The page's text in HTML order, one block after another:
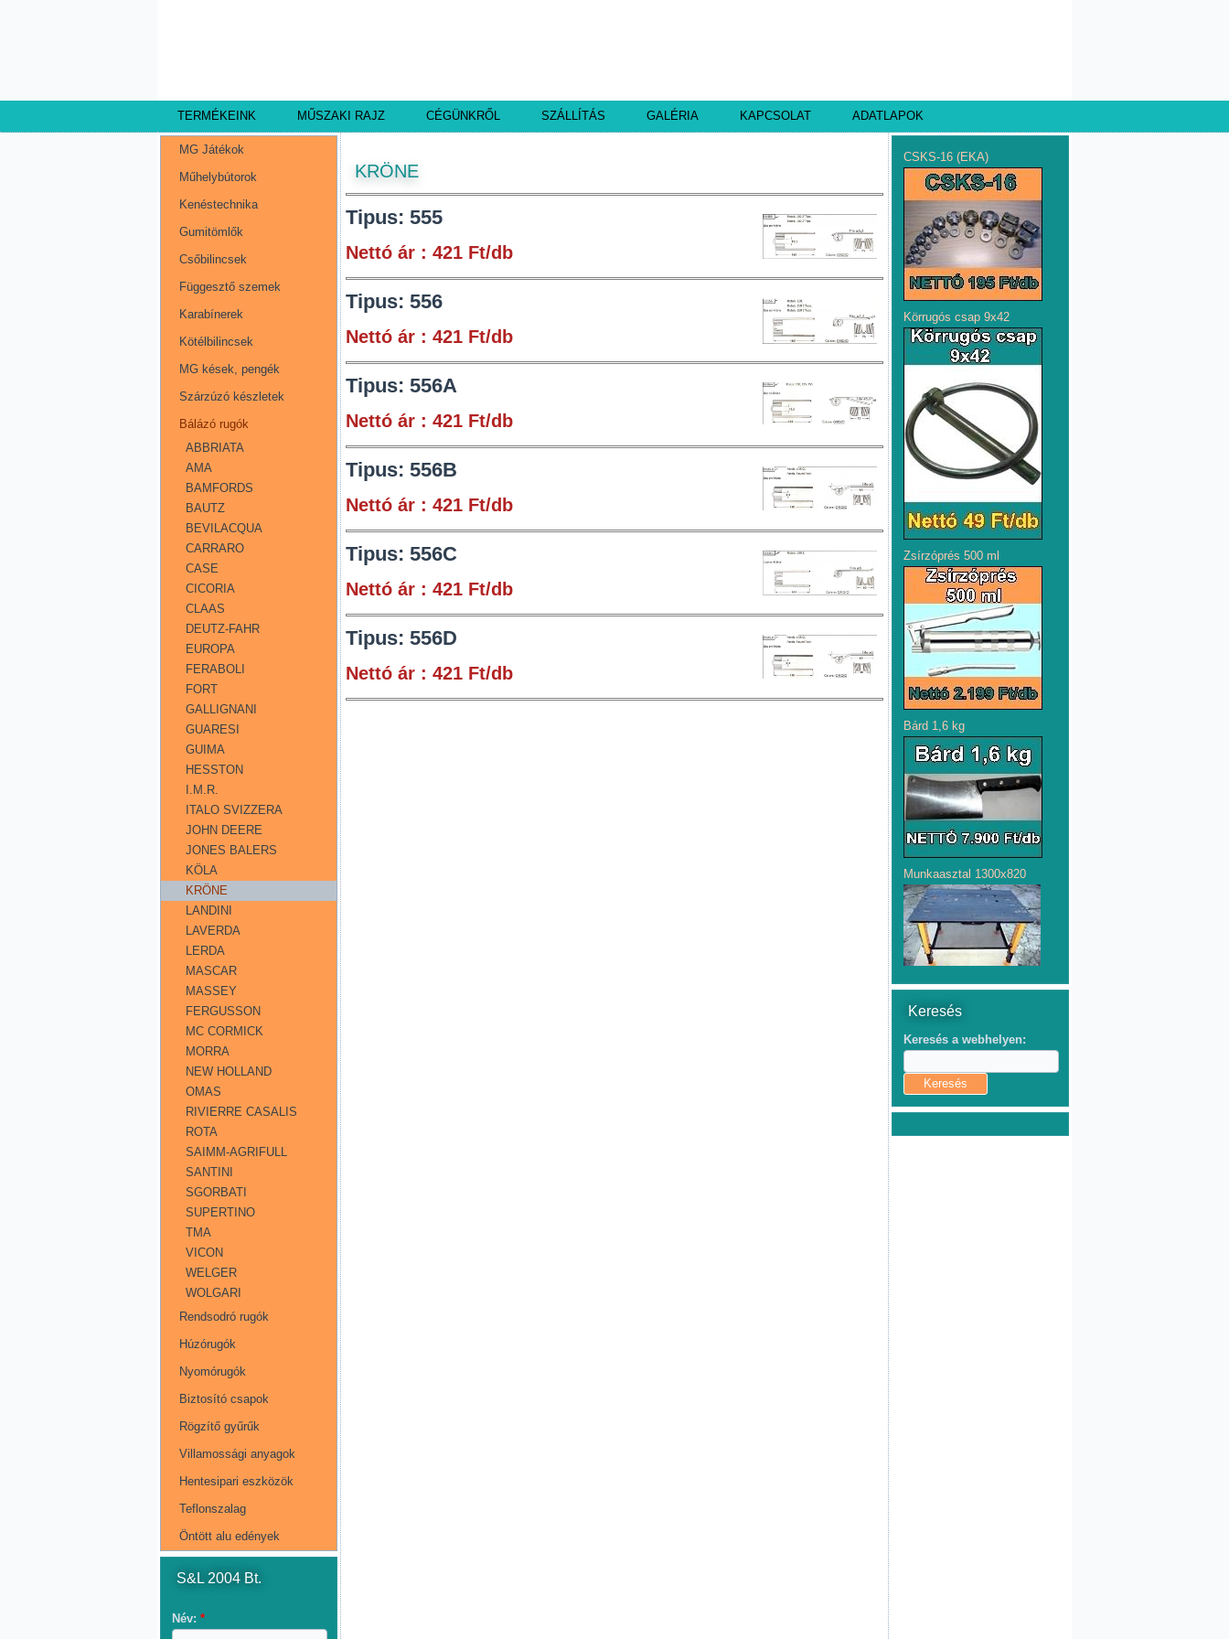
TERMÉKEINK MŰSZAKI RAJZ CÉGÜNKRŐL SZÁLLÍTÁS GALÉRIA KAPCSOLAT ADATLAPOK
MG Játékok
Műhelybútorok
Kenéstechnika
Gumitömlők
Csőbilincsek
Függesztő szemek
Karabínerek
Kötélbilincsek
MG kések, pengék
Szárzúzó készletek
Bálázó rugók
ABBRIATA
AMA
BAMFORDS
BAUTZ
BEVILACQUA
CARRARO
CASE
CICORIA
CLAAS
DEUTZ-FAHR
EUROPA
FERABOLI
FORT
GALLIGNANI
GUARESI
GUIMA
HESSTON
I.M.R.
ITALO SVIZZERA
JOHN DEERE
JONES BALERS
KÖLA
KRÖNE
LANDINI
LAVERDA
LERDA
MASCAR
MASSEY
FERGUSSON
MC CORMICK
MORRA
NEW HOLLAND
OMAS
RIVIERRE CASALIS
ROTA
SAIMM-AGRIFULL
SANTINI
SGORBATI
SUPERTINO
TMA
VICON
WELGER
WOLGARI
Rendsodró rugók
Húzórugók
Nyomórugók
Biztosító csapok
Rögzítő gyűrűk
Villamossági anyagok
Hentesipari eszközök
Teflonszalag
Öntött alu edények
S&L 2004 Bt.
Név: *
KRÖNE
Tipus: 555
Nettó ár : 421 Ft/db
Tipus: 556
Nettó ár : 421 Ft/db
Tipus: 556A
Nettó ár : 421 Ft/db
Tipus: 556B
Nettó ár : 421 Ft/db
Tipus: 556C
Nettó ár : 421 Ft/db
Tipus: 556D
Nettó ár : 421 Ft/db
CSKS-16 (EKA)
Körrugós csap 9x42
Zsírzóprés 500 ml
Bárd 1,6 kg
Munkaasztal 1300x820
Keresés
Keresés a webhelyen: